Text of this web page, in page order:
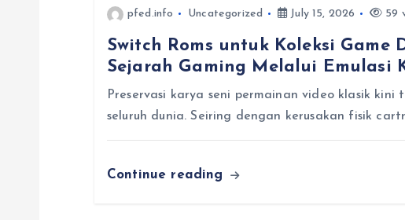
pfed.info Uncategorized July 15, 2026 59
Switch Roms untuk Koleksi
Sejarah Gaming Melalui Emulasi
Preservasi karya seni permainan video klasik
seluruh dunia. Seiring dengan kerusakan fisik
Continue reading